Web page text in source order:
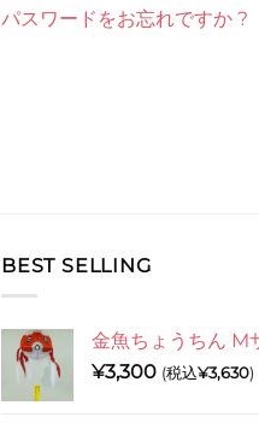
パスワードをお忘れですか ?
BEST SELLING
金魚ちょうちん M
¥3,300 (税込¥3,630)